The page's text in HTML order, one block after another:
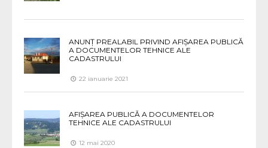
ANUNȚ PREALABIL PRIVIND AFIȘAREA PUBLICĂ
A DOCUMENTELOR TEHNICE ALE
CADASTRULUI
22 ianuarie 2021
AFIȘAREA PUBLICĂ A DOCUMENTELOR
TEHNICE ALE CADASTRULUI
12 mai 2020